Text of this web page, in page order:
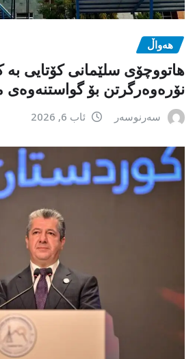
هەواڵ
هاتووچۆی سلێمانی کۆتایی
نۆرەوەرگرتن بۆ گواستنەوەی
سەرنوسەر ئاب 6, 2026